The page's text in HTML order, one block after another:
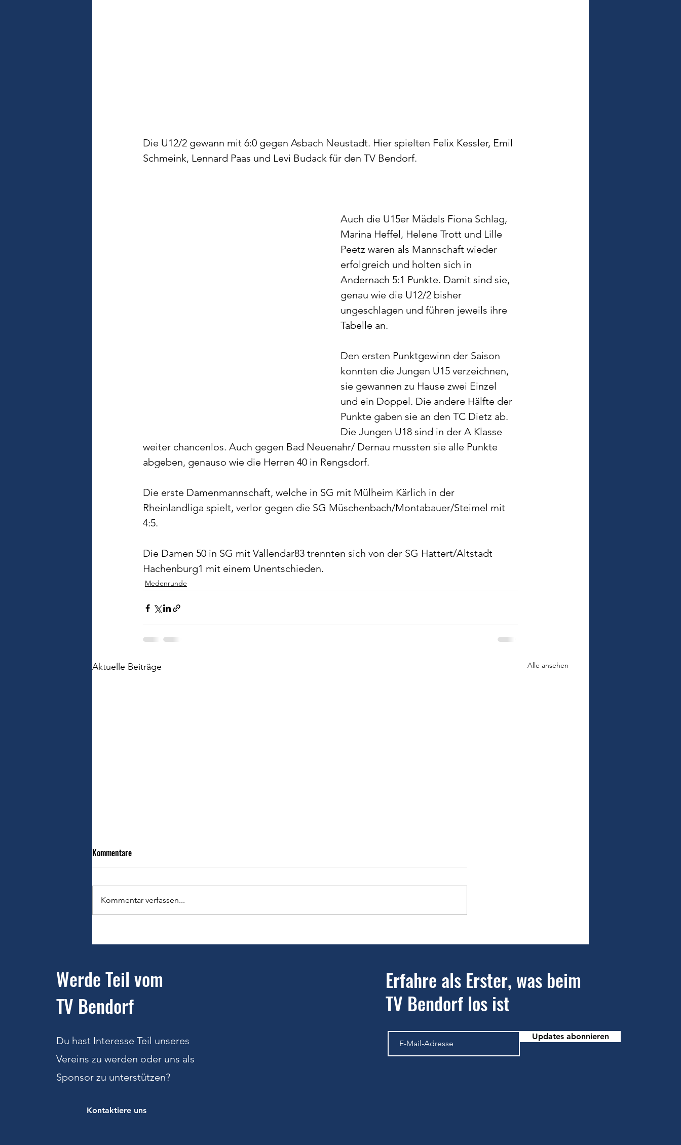
Die U12/2 gewann mit 6:0 gegen Asbach Neustadt. Hier spielten Felix Kessler, Emil
Schmeink, Lennard Paas und Levi Budack für den TV Bendorf.
Auch die U15er Mädels Fiona Schlag,
Marina Heffel, Helene Trott und Lille
Peetz waren als Mannschaft wieder
erfolgreich und holten sich in
Andernach 5:1 Punkte. Damit sind sie,
genau wie die U12/2 bisher
ungeschlagen und führen jeweils ihre
Tabelle an.
Den ersten Punktgewinn der Saison
konnten die Jungen U15 verzeichnen,
sie gewannen zu Hause zwei Einzel
und ein Doppel. Die andere Hälfte der
Punkte gaben sie an den TC Dietz ab.
Die Jungen U18 sind in der A Klasse
weiter chancenlos. Auch gegen Bad Neuenahr/ Dernau mussten sie alle Punkte
abgeben, genauso wie die Herren 40 in Rengsdorf.
Die erste Damenmannschaft, welche in SG mit Mülheim Kärlich in der
Rheinlandliga spielt, verlor gegen die SG Müschenbach/Montabauer/Steimel mit
4:5.
Die Damen 50 in SG mit Vallendar83 trennten sich von der SG Hattert/Altstadt
Hachenburg1 mit einem Unentschieden.
Medenrunde
Aktuelle Beiträge Alle ansehen
feiern souveränen 5:1-
Bendorf mit starkem Auftritt
Bendorf erkämpfen Unentschieden
Kommentare
Kommentar verfassen...
Werde Teil vom
TV Bendorf
Du hast Interesse Teil unseres
Vereins zu werden oder uns als
Sponsor zu unterstützen?
Kontaktiere uns
Erfahre als Erster, was beim
TV Bendorf los ist
Updates abonnieren